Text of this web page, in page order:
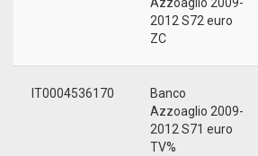
2012 S72 euro
ZC
IT0004536170
Banco
Azzoaglio 2009-
2012 S71 euro
TV%